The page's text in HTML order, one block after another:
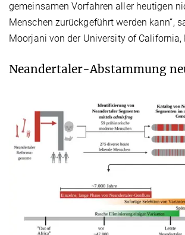
gemeinsamen Vorfahren aller heutigen
Menschen zurückgeführt werden kann“,
Moorjani von der University of California,
Neandertaler-Abstammung